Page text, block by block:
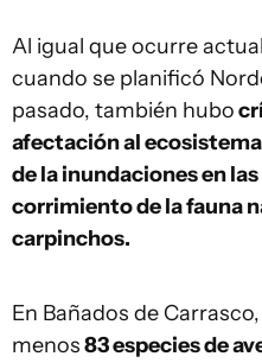
Al igual que ocurre
cuando se planificó
pasado, también hubo
afectación al
de la inundaciones en
corrimiento de la fauna
carpinchos.
En Bañados de
menos83 especies de